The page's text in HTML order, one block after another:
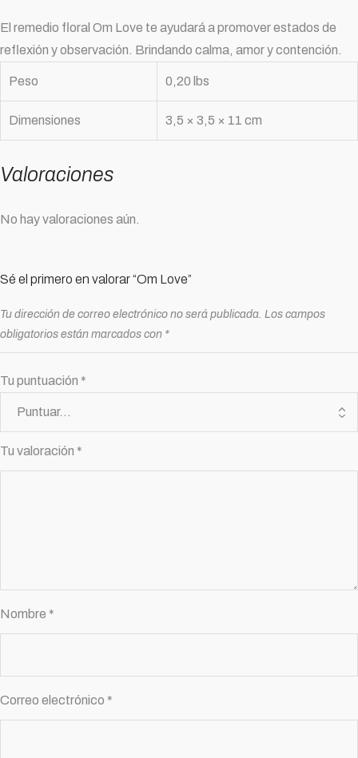
El remedio floral Om Love te ayudará a promover estados de
reflexión y observación. Brindando calma, amor y contención.
Peso 0,20 lbs
Dimensiones 3,5 × 3,5 × 11 cm
Valoraciones
No hay valoraciones aún.
Sé el primero en valorar “Om Love”
Tu dirección de correo electrónico no será publicada. Los campos
obligatorios están marcados con *
Tu puntuación *
Tu valoración *
Nombre *
Correo electrónico *